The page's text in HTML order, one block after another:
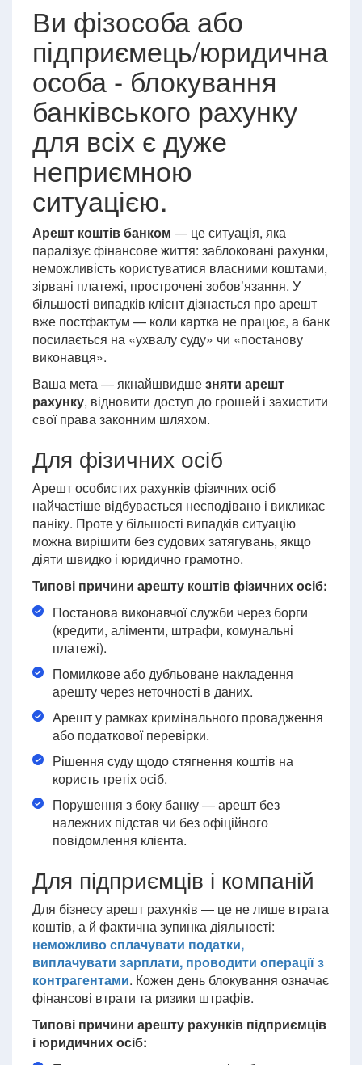
Ви фізособа або
підприємець/юридична
особа - блокування
банківського рахунку
для всіх є дуже
неприємною
ситуацією.
Арешт коштів банком — це ситуація, яка
паралізує фінансове життя: заблоковані рахунки,
неможливість користуватися власними коштами,
зірвані платежі, прострочені зобов’язання. У
більшості випадків клієнт дізнається про арешт
вже постфактум — коли картка не працює, а банк
посилається на «ухвалу суду» чи «постанову
виконавця».
Ваша мета — якнайшвидшезняти арешт
рахунку, відновити доступ до грошей і захистити
свої права законним шляхом.
Для фізичних осіб
Арешт особистих рахунків фізичних осіб
найчастіше відбувається несподівано і викликає
паніку. Проте у більшості випадків ситуацію
можна вирішити без судових затягувань, якщо
діяти швидко і юридично грамотно.
Типові причини арешту коштів фізичних осіб:
Постанова виконавчої служби через борги
(кредити, аліменти, штрафи, комунальні
платежі).
Помилкове або дубльоване накладення
арешту через неточності в даних.
Арешт у рамках кримінального провадження
або податкової перевірки.
Рішення суду щодо стягнення коштів на
користь третіх осіб.
Порушення з боку банку — арешт без
належних підстав чи без офіційного
повідомлення клієнта.
Для підприємців і компаній
Для бізнесу арешт рахунків — це не лише втрата
коштів, а й фактична зупинка діяльності:
неможливо сплачувати податки,
виплачувати зарплати, проводити операції з
контрагентами. Кожен день блокування означає
фінансові втрати та ризики штрафів.
Типові причини арешту рахунків підприємців
і юридичних осіб: